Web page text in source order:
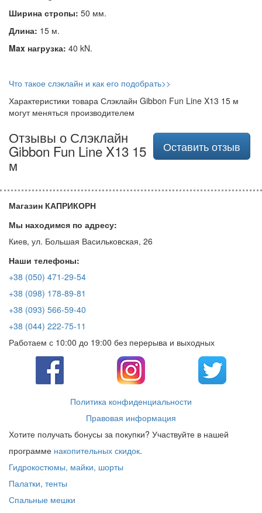
Ширина стропы: 50 мм.
Длина: 15 м.
Max нагрузка: 40 kN.
Что такое слэклайн и как его подобрать>>
Характеристики товара Слэклайн Gibbon Fun Line X13 15 м
могут меняться производителем
Оставить отзыв
Отзывы о Слэклайн
Gibbon Fun Line X13 15
м
Магазин КАПРИКОРН
Мы находимся по адресу:
Киев, ул. Большая Васильковская, 26
Наши телефоны:
+38 (050) 471-29-54
+38 (098) 178-89-81
+38 (093) 566-59-40
+38 (044) 222-75-11
Работаем с 10:00 до 19:00 без перерыва и выходных
Политика конфиденциальности
Правовая информация
Хотите получать бонусы за покупки? Участвуйте в нашей
программе накопительных скидок.
Гидрокостюмы, майки, шорты
Палатки, тенты
Спальные мешки